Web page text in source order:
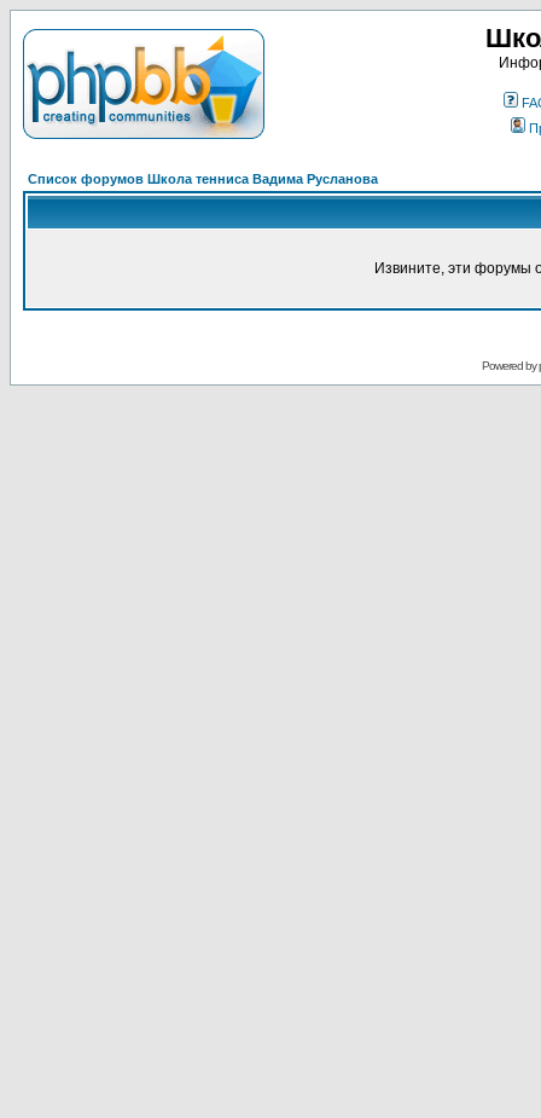
Список форумов Школа тенниса Вадима Русланова
Извините, эти форумы
Powered by